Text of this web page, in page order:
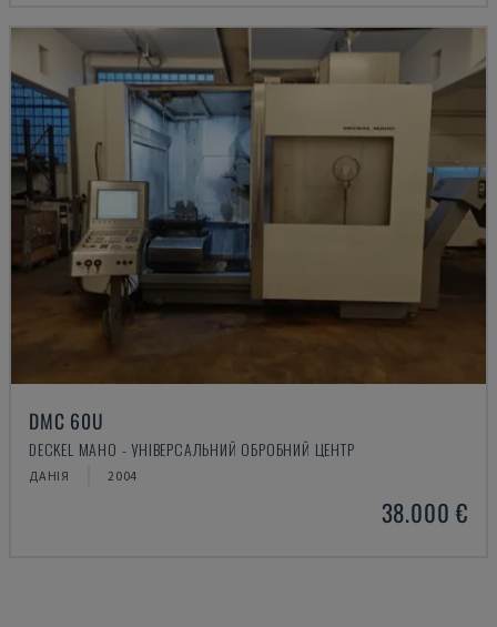
DMC 60U
DECKEL MAHO - УНІВЕРСАЛЬНИЙ ОБРОБНИЙ ЦЕНТР
ДАНІЯ 2004
38.000 €